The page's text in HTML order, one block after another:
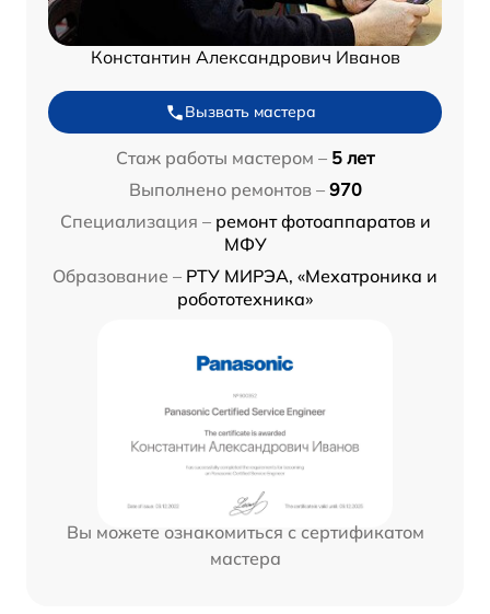
Константин Александрович Иванов
Вызвать мастера
Стаж работы мастером – 5 лет
Выполнено ремонтов – 970
Специализация – ремонт фотоаппаратов и
МФУ
Образование – РТУ МИРЭА, «Мехатроника и
робототехника»
Вы можете ознакомиться с сертификатом
мастера